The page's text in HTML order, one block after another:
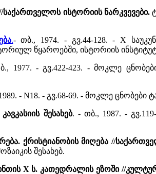
ისტორიის ნარკვევები.
.- თბ., 1974. - გვ.44-128. - X
წყაროებში, ისტორიის
1977. - გვ.422-423. - მოკლე
- N18. - გვ.68-69. - მოკლე ცნობები
შესახებ. - თბ., 1987. -
ქრისტიანობის მიღება //
შესახებ.
X ს. კათედრალის ეზოში //